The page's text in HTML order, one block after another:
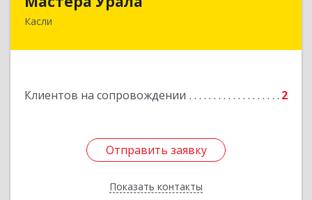
Касли
Клиентов на сопровождении 2
Отправить заявку
Показать контакты
456830, Челябинская обл., г. Касли, ул. Карла
Отправить заявку
Назад